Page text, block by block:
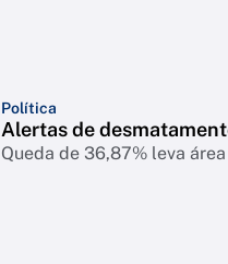
Política
Alertas de
Queda de 36,87% leva